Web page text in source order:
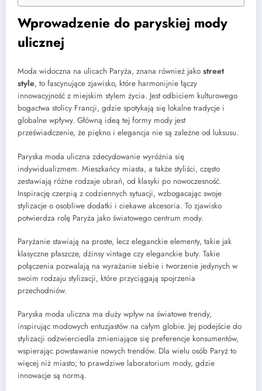
Wprowadzenie do paryskiej mody
ulicznej
Moda widoczna na ulicach Paryża, znana również jako street
style, to fascynujące zjawisko, które harmonijnie łączy
innowacyjność z miejskim stylem życia. Jest odbiciem kulturowego
bogactwa stolicy Francji, gdzie spotykają się lokalne tradycje i
globalne wpływy. Główną ideą tej formy mody jest
przeświadczenie, że piękno i elegancja nie są zależne od luksusu.
Paryska moda uliczna zdecydowanie wyróżnia się
indywidualizmem. Mieszkańcy miasta, a także styliści, często
zestawiają różne rodzaje ubrań, od klasyki po nowoczesność.
Inspirację czerpią z codziennych sytuacji, wzbogacając swoje
stylizacje o osobliwe dodatki i ciekawe akcesoria. To zjawisko
potwierdza rolę Paryża jako światowego centrum mody.
Paryżanie stawiają na proste, lecz eleganckie elementy, takie jak
klasyczne płaszcze, dżinsy vintage czy eleganckie buty. Takie
połączenia pozwalają na wyrażanie siebie i tworzenie jedynych w
swoim rodzaju stylizacji, które przyciągają spojrzenia
przechodniów.
Paryska moda uliczna ma duży wpływ na światowe trendy,
inspirując modowych entuzjastów na całym globie. Jej podejście do
stylizacji odzwierciedla zmieniające się preferencje konsumentów,
wspierając powstawanie nowych trendów. Dla wielu osób Paryż to
więcej niż miasto; to prawdziwe laboratorium mody, gdzie
innowacje są normą.